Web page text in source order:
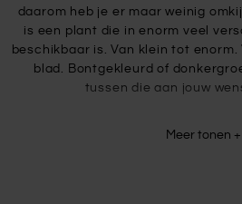
daarom heb je er maar weinig
is een plant die in enorm veel
beschikbaar is. Van klein tot
blad. Bontgekleurd of
tussen die aan jouw
SoortenMeer tonen +